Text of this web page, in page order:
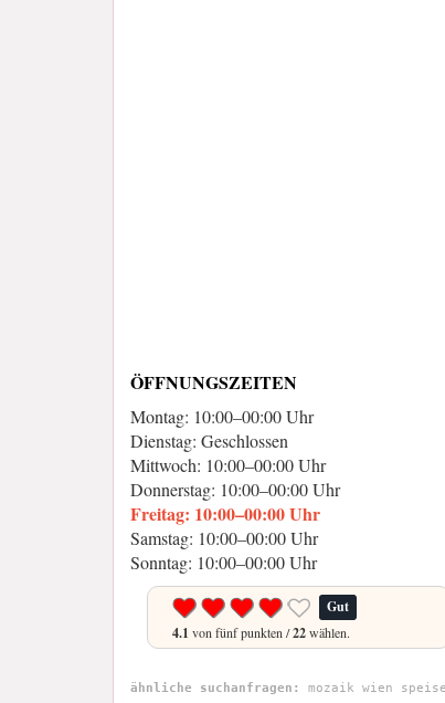
ÖFFNUNGSZEITEN
Montag: 10:00–00:00 Uhr
Dienstag: Geschlossen
Mittwoch: 10:00–00:00 Uhr
Donnerstag: 10:00–00:00 Uhr
Freitag: 10:00–00:00 Uhr
Samstag: 10:00–00:00 Uhr
Sonntag: 10:00–00:00 Uhr
Gut
4.1 von fünf punkten /22wählen.
ähnliche suchanfragen:
mozaik wien